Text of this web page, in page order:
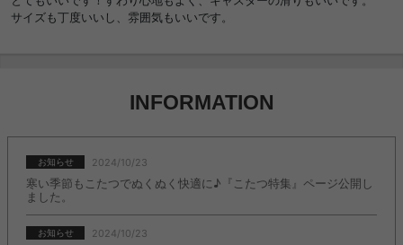
サイズも丁度いいし、雰囲気もいいです。
INFORMATION
お知らせ 2024/10/23
寒い季節もこたつでぬくぬく快適に♪『こたつ特集』ページ公開し
ました。
お知らせ 2024/10/23